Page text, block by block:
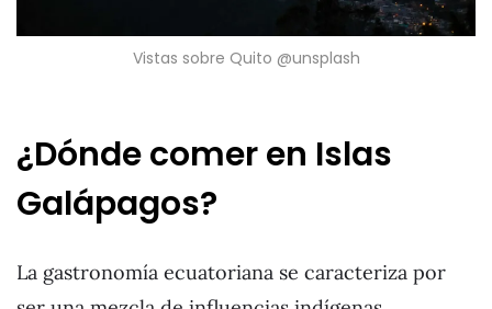
Vistas sobre Quito @unsplash
¿Dónde comer en Islas
Galápagos?
La gastronomía ecuatoriana se caracteriza por